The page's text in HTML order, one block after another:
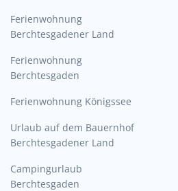
Ferienwohnung
Berchtesgadener Land
Ferienwohnung
Berchtesgaden
Ferienwohnung Königssee
Urlaub auf dem Bauernhof
Berchtesgadener Land
Campingurlaub
Berchtesgaden